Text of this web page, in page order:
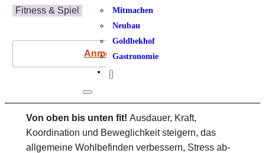
Mitmachen
Neubau
Goldbekhof
Gastronomie
Fitness & Spiel
Anmeldung
Von oben bis unten fit! Ausdauer, Kraft,
Koordination und Beweglichkeit steigern, das
allgemeine Wohlbefinden verbessern, Stress ab-